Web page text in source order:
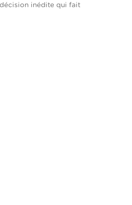
inédite qui fait